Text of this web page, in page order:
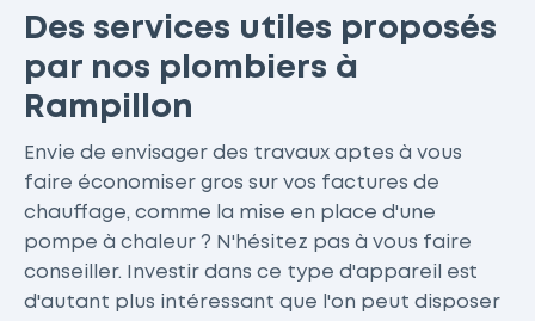
Des services utiles proposés
par nos plombiers à
Rampillon
Envie de envisager des travaux aptes à vous
faire économiser gros sur vos factures de
chauffage, comme la mise en place d'une
pompe à chaleur ? N'hésitez pas à vous faire
conseiller. Investir dans ce type d'appareil est
d'autant plus intéressant que l'on peut disposer